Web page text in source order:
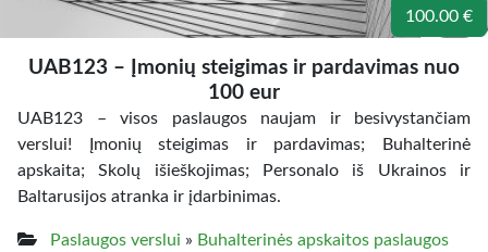
100.00 €
UAB123 – Įmonių steigimas ir pardavimas nuo
100 eur
UAB123 – visos paslaugos naujam ir besivystančiam
verslui! Įmonių steigimas ir pardavimas; Buhalterinė
apskaita; Skolų išieškojimas; Personalo iš Ukrainos ir
Baltarusijos atranka ir įdarbinimas.
Paslaugos verslui » Buhalterinės apskaitos paslaugos